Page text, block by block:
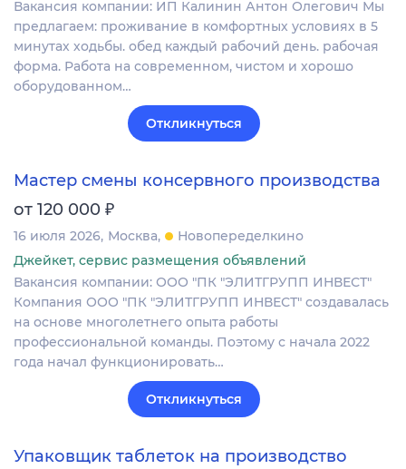
Вакансия компании: ИП Калинин Антон Олегович Мы
предлагаем: проживание в комфортных условиях в 5
минутах ходьбы. обед каждый рабочий день. рабочая
форма. Работа на современном, чистом и хорошо
оборудованном…
Откликнуться
Мастер смены консервного производства
от 120 000 ₽
16 июля 2026 Москва
Новопеределкино
Джейкет, сервис размещения объявлений
Вакансия компании: ООО "ПК "ЭЛИТГРУПП ИНВЕСТ"
Компания ООО "ПК "ЭЛИТГРУПП ИНВЕСТ" создавалась
на основе многолетнего опыта работы
профессиональной команды. Поэтому с начала 2022
года начал функционировать…
Откликнуться
Упаковщик таблеток на производство